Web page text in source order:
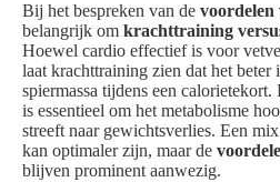
Bij het bespreken van de
belangrijk om krachttraining
Hoewel cardio effectief is voor
laat krachttraining zien dat het beter
spiermassa tijdens een
is essentieel om het metabolisme
streeft naar gewichtsverlies. Een
kan optimaler zijn, maar de
blijven prominent aanwezig.